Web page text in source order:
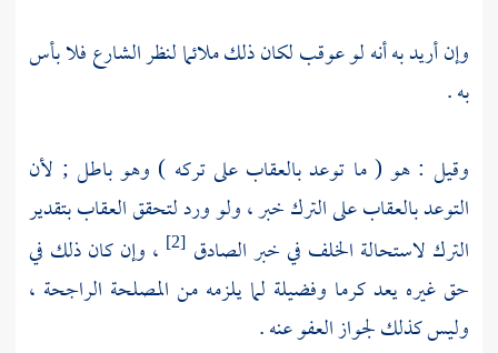
وإن أريد به أنه لو عوقب لكان ذلك ملائما لنظر الشارع فلا بأس
به .
وقيل : هو ( ما توعد بالعقاب على تركه ) وهو باطل ; لأن
التوعد بالعقاب على الترك خبر ، ولو ورد لتحقق العقاب بتقدير
الترك لاستحالة الخلف في خبر الصادق [2]
، وإن كان ذلك في
حق غيره يعد كرما وفضيلة لما يلزمه من المصلحة الراجحة ،
وليس كذلك لجواز العفو عنه .